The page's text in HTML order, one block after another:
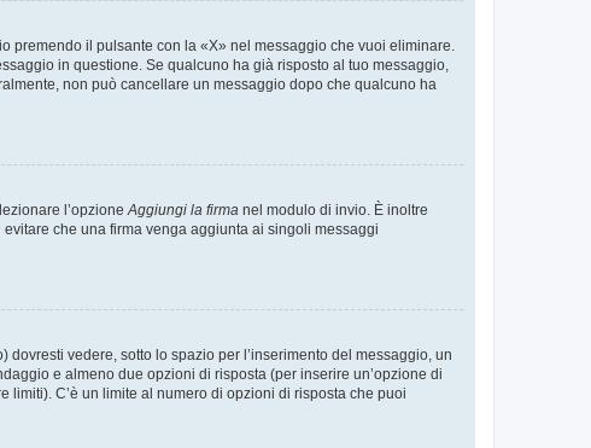
premendo il pulsante con la «X» nel messaggio che vuoi eliminare.
in questione. Se qualcuno ha già risposto al tuo messaggio,
non può cancellare un messaggio dopo che qualcuno ha
l’opzione Aggiungi la firma nel modulo di invio. È inoltre
che una firma venga aggiunta ai singoli messaggi
vedere, sotto lo spazio per l’inserimento del messaggio, un
e almeno due opzioni di risposta (per inserire un’opzione di
C’è un limite al numero di opzioni di risposta che puoi